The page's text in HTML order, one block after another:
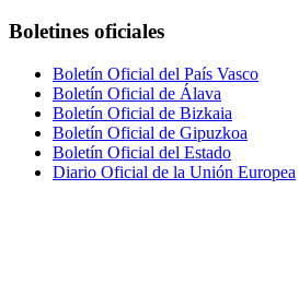
Boletines oficiales
Boletín Oficial del País Vasco
Boletín Oficial de Álava
Boletín Oficial de Bizkaia
Boletín Oficial de Gipuzkoa
Boletín Oficial del Estado
Diario Oficial de la Unión Europea